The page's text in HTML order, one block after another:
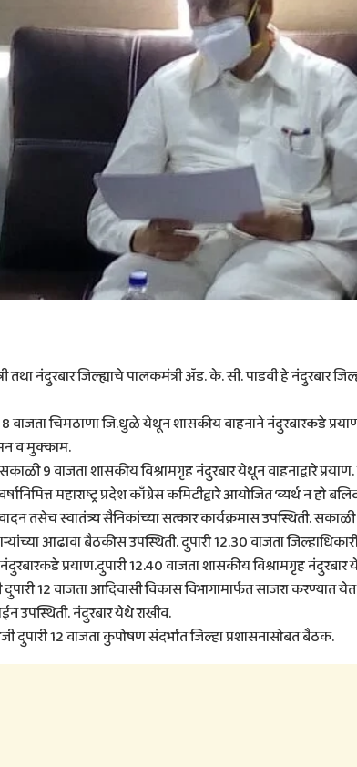
तथा नंदुरबार जिल्ह्याचे पालकमंत्री ॲड. के. सी. पाडवी हे नंदुरबार
वाजता चिमठाणा जि.धुळे येथून शासकीय वाहनाने नंदुरबारकडे
व मुक्काम.
9 वाजता शासकीय विश्रामगृह नंदुरबार येथून वाहनाद्वारे
महाराष्ट्र प्रदेश काँग्रेस कमिटीद्वारे आयोजित ‘व्यर्थ न हो
तसेच स्वातंत्र्य सैनिकांच्या सत्कार कार्यक्रमास उपस्थिती.
आढावा बैठकीस उपस्थिती. दुपारी 12.30 वाजता
प्रयाण.दुपारी 12.40 वाजता शासकीय विश्रामगृह
12 वाजता आदिवासी विकास विभागामार्फत साजरा
उपस्थिती. नंदुरबार येथे राखीव.
दुपारी 12 वाजता कुपोषण संदर्भात जिल्हा प्रशासनासोबत बैठक.